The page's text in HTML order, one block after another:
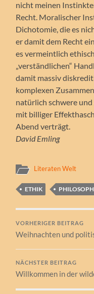
nicht meinen
Recht. Moralischer
Dichotomie, die es
er damit dem Recht
es vermeintlich
„verständlichen“
damit massiv
komplexen
natürlich schwere
mit billiger
Abend verträgt.
David Emling
Literaten Welt
ETHIK
VORHERIGER BEITRAG
Weihnachten und
NÄCHSTER BEITRAG
Willkommen in der